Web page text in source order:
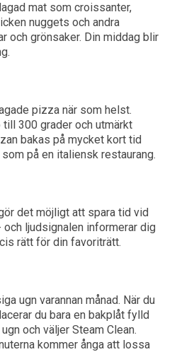
mat som croissanter,
nuggets och andra
och grönsaker. Din middag blir
pizza när som helst.
300 grader och utmärkt
bakas på mycket kort tid
på en italiensk restaurang.
det möjligt att spara tid vid
ljudsignalen informerar dig
rätt för din favoriträtt.
ugn varannan månad. När du
du bara en bakplåt fylld
och väljer Steam Clean.
kommer ånga att lossa